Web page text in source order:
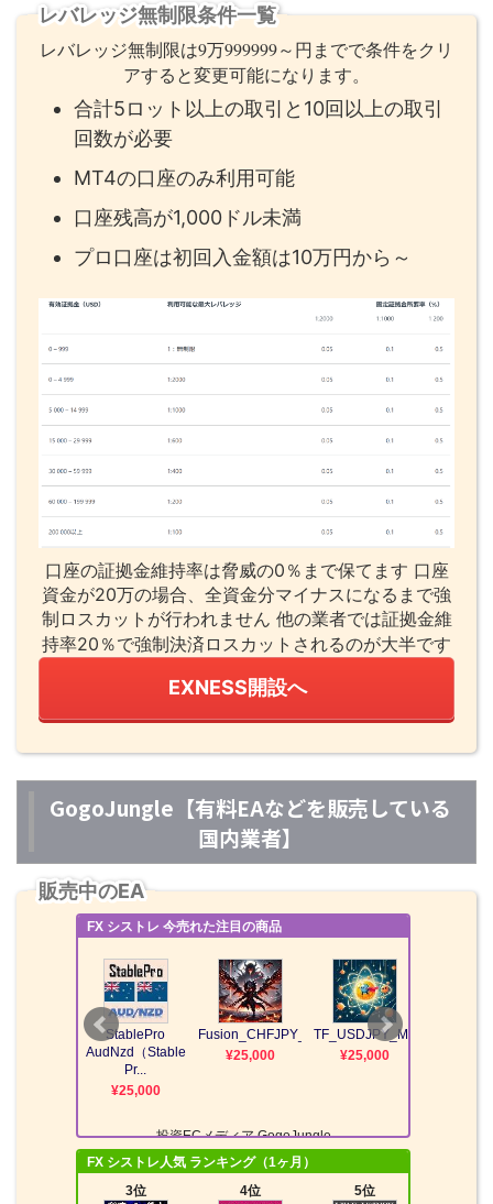
レバレッジ無制限条件一覧
レバレッジ無制限は9万999999～円までで条件をクリ
アすると変更可能になります。
合計5ロット以上の取引と10回以上の取引
回数が必要
MT4の口座のみ利用可能
口座残高が1,000ドル未満
プロ口座は初回入金額は10万円から～
口座の証拠金維持率は脅威の0％まで保てます 口座
資金が20万の場合、全資金分マイナスになるまで強
制ロスカットが行われません 他の業者では証拠金維
持率20％で強制決済ロスカットされるのが大半です
EXNESS開設へ
GogoJungle【有料EAなどを販売している
国内業者】
販売中のEA